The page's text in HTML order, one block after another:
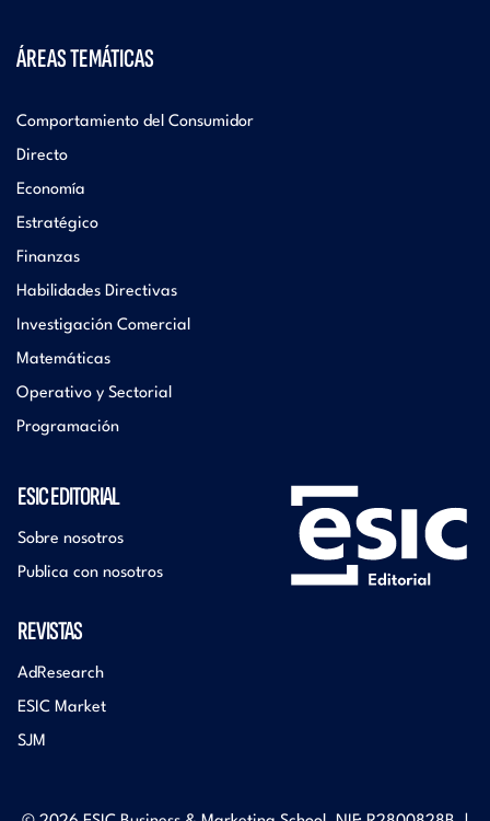
ÁREAS TEMÁTICAS
Comportamiento del Consumidor
Directo
Economía
Estratégico
Finanzas
Habilidades Directivas
Investigación Comercial
Matemáticas
Operativo y Sectorial
Programación
ESIC EDITORIAL
Sobre nosotros
Publica con nosotros
REVISTAS
AdResearch
ESIC Market
SJM